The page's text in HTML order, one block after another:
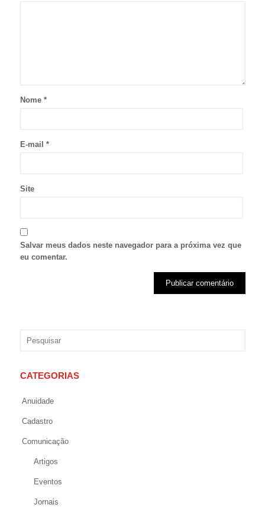
Nome *
E-mail *
Site
Salvar meus dados neste navegador para a próxima vez que
eu comentar.
CATEGORIAS
Anuidade
Cadastro
Comunicação
Artigos
Eventos
Jornais